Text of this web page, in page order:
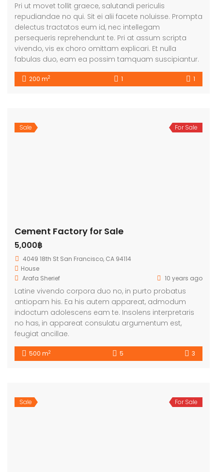
Pri ut movet tollit graece, salutandi periculis
repudiandae no qui. Sit ei alii facete noluisse. Prompta
delectus tractatos eum id, nec intellegam
persequeris reprehendunt te. Pri at assum scripta
vivendo, vis ex choro omittam explicari. Et nulla
fabulas duo, eam ea possim tamquam suscipiantur.
200 m2 1 1
Sale For Sale
Cement Factory for Sale
5,000฿
4049 18th St San Francisco, CA 94114
House
Arafa Sherief
10 years ago
Latine vivendo corpora duo no, in purto probatus
antiopam his. Ea his autem appareat, admodum
indoctum adolescens eam te. Insolens interpretaris
no has, in appareat consulatu argumentum est,
feugiat ancillae.
500 m2 5 3
Sale For Sale